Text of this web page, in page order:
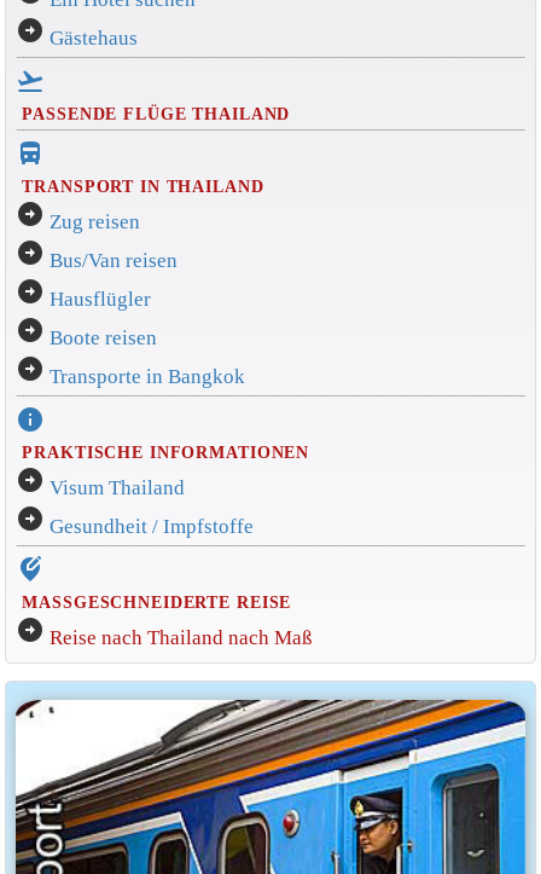
arrow_circle_right Gästehaus
flight_takeoff
PASSENDE FLÜGE THAILAND
directions_bus_filled
TRANSPORT IN THAILAND
arrow_circle_right Zug reisen
arrow_circle_right Bus/Van reisen
arrow_circle_right Hausflügler
arrow_circle_right Boote reisen
arrow_circle_right Transporte in Bangkok
info
PRAKTISCHE INFORMATIONEN
arrow_circle_right Visum Thailand
arrow_circle_right Gesundheit / Impfstoffe
edit_location_alt
MASSGESCHNEIDERTE REISE
arrow_circle_right Reise nach Thailand nach Maß